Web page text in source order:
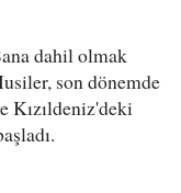
dahil olmak
son dönemde
Kızıldeniz'deki